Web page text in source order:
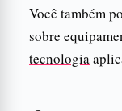
Você também
sobre
tecnologia